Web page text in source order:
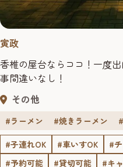
寅政
香椎の屋台ならココ！一度
事間違いなし！
その他
#ラーメン #焼きラーメン
#子連れOK
#車いすOK
#
#予約可能
#貸切可能
#キ